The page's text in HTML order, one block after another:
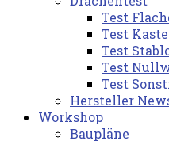
Test
Test
Test
Test
Test
Hersteller
Workshop
Baupläne